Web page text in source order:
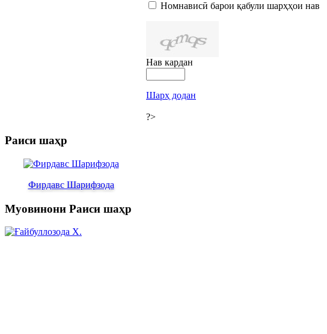
Номнависӣ барои қабули шарҳҳои нав
Нав кардан
Шарҳ додан
?>
Раиси шаҳр
Фирдавс Шарифзода
Муовинони Раиси шаҳр